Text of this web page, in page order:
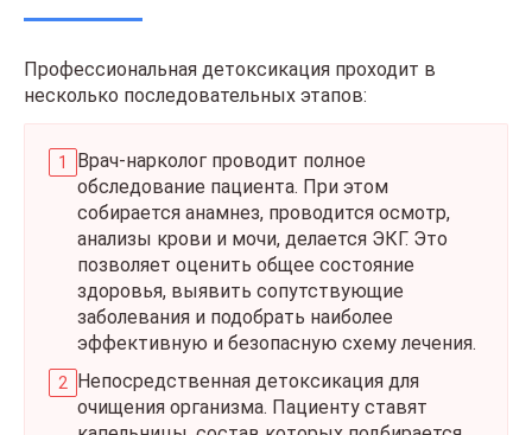
Профессиональная детоксикация проходит в
несколько последовательных этапов:
Врач-нарколог проводит полное
обследование пациента. При этом
собирается анамнез, проводится осмотр,
анализы крови и мочи, делается ЭКГ. Это
позволяет оценить общее состояние
здоровья, выявить сопутствующие
заболевания и подобрать наиболее
эффективную и безопасную схему лечения.
Непосредственная детоксикация для
очищения организма. Пациенту ставят